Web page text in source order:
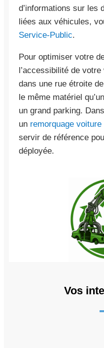
d’informations sur les
liées aux véhicules,
Service-Public.
Pour optimiser votre
l’accessibilité de
dans une rue étroite
le même matériel
un grand parking.
un remorquage
servir de référence
déployée.
Vos